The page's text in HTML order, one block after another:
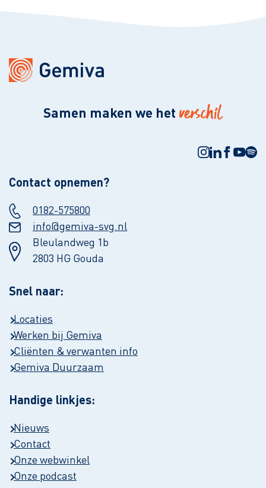
Samen maken we het verschil
Contact opnemen?
0182-575800
info@gemiva-svg.nl
Bleulandweg 1b
2803 HG Gouda
Snel naar:
Locaties
Werken bij Gemiva
Cliënten & verwanten info
Gemiva Duurzaam
Handige linkjes:
Nieuws
Contact
Onze webwinkel
Onze podcast